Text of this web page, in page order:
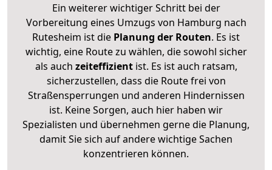
Ein weiterer wichtiger Schritt bei der
Vorbereitung eines Umzugs von Hamburg nach
Rutesheim ist die Planung der Routen. Es ist
wichtig, eine Route zu wählen, die sowohl sicher
als auch zeiteffizientist. Es ist auch ratsam,
sicherzustellen, dass die Route frei von
Straßensperrungen und anderen Hindernissen
ist. Keine Sorgen, auch hier haben wir
Spezialisten und übernehmen gerne die Planung,
damit Sie sich auf andere wichtige Sachen
konzentrieren können.